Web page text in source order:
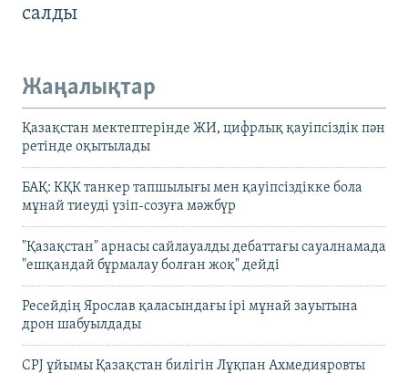
салды
Жаңалықтар
Қазақстан мектептерінде ЖИ, цифрлық қауіпсіздік пән
ретінде оқытылады
БАҚ: КҚК танкер тапшылығы мен қауіпсіздікке бола
мұнай тиеуді үзіп-созуға мәжбүр
"Қазақстан" арнасы сайлауалды дебаттағы сауалнамада
"ешқандай бұрмалау болған жоқ" дейді
Ресейдің Ярослав қаласындағы ірі мұнай зауытына
дрон шабуылдады
CPJ ұйымы Қазақстан билігін Лұқпан Ахмедияровты